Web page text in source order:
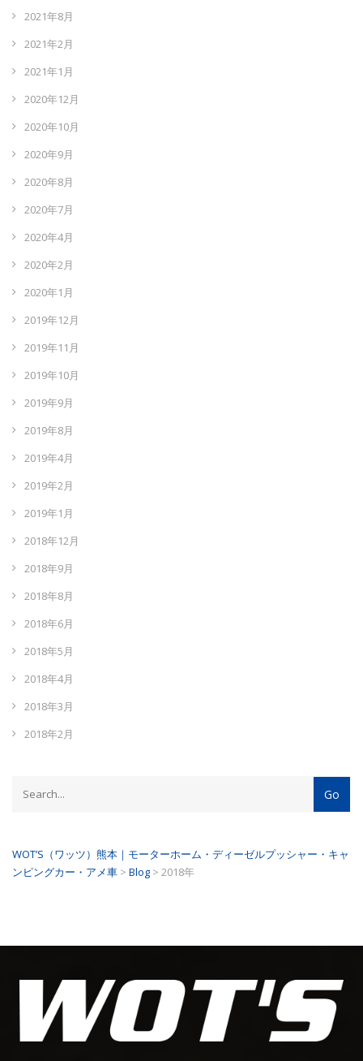
2021年8月
2021年2月
2021年1月
2020年12月
2020年10月
2020年9月
2020年8月
2020年7月
2020年4月
2020年2月
2020年1月
2019年12月
2019年11月
2019年10月
2019年9月
2019年8月
2019年4月
2019年2月
2019年1月
2018年12月
2018年9月
2018年8月
2018年6月
2018年5月
2018年4月
2018年3月
2018年2月
WOT’S（ワッツ）熊本｜モーターホーム・ディーゼルプッシャー・キャ
ンピングカー・アメ車 > Blog > 2018年